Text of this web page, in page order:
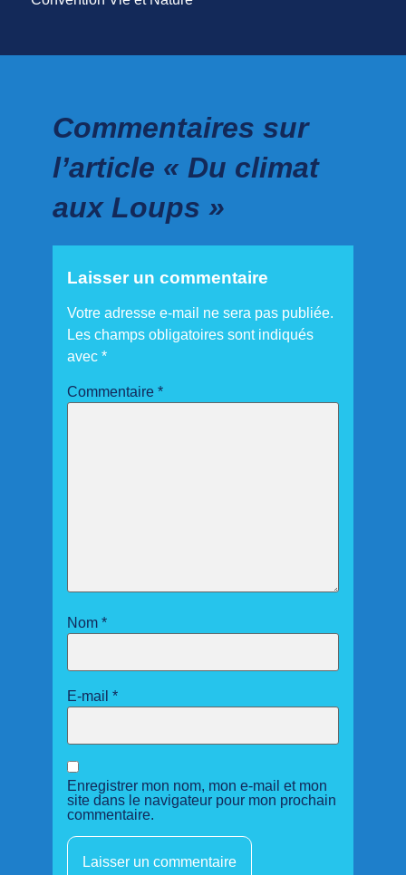
Commentaires sur
l’article « Du climat
aux Loups »
Laisser un commentaire
Votre adresse e-mail ne sera pas publiée.
Les champs obligatoires sont indiqués
avec *
Commentaire *
Nom *
E-mail *
Enregistrer mon nom, mon e-mail et mon
site dans le navigateur pour mon prochain
commentaire.